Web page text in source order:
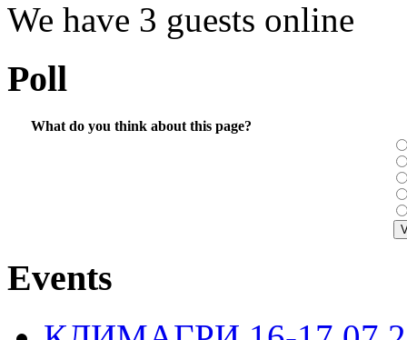
We have 3 guests online
Poll
What do you think about this page?
Events